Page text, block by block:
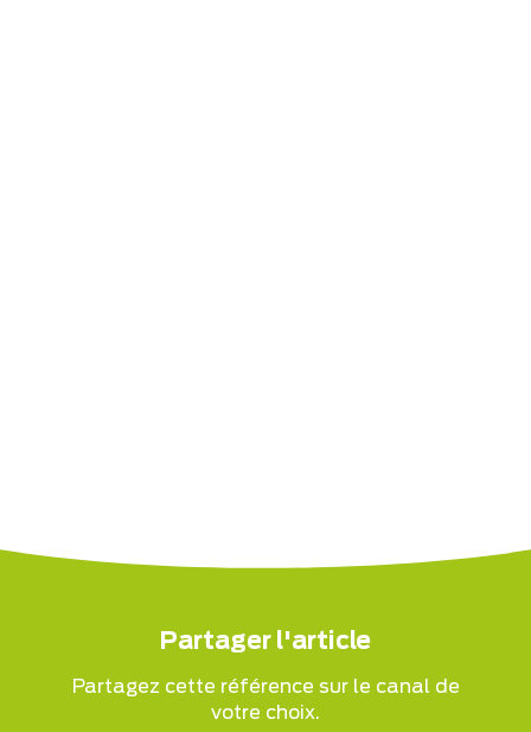
Partager l'article
Partagez cette référence sur le canal de
votre choix.